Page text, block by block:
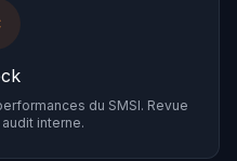
du SMSI. Revue
interne.